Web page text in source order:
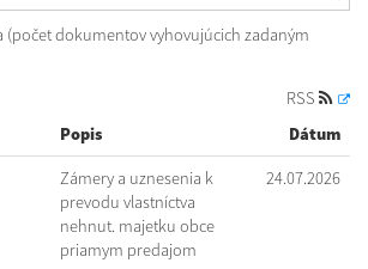
(počet dokumentov vyhovujúcich zadaným
RSS
Popis Dátum
Zámery a uznesenia k
prevodu vlastníctva
nehnut. majetku obce
priamym predajom
24.07.2026